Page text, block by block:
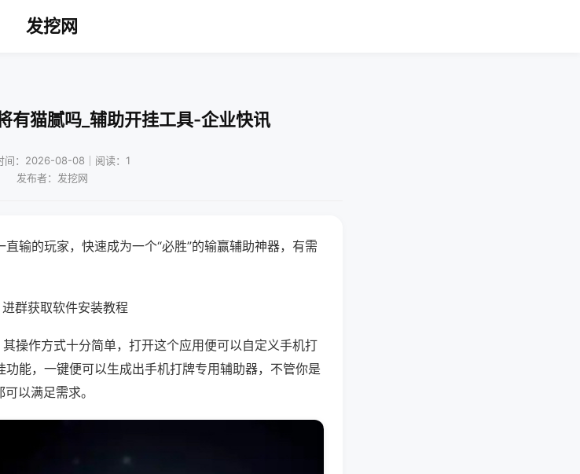
发挖网
有猫腻吗_辅助开挂工具-企业快讯
间：2026-08-08｜阅读：1
发布者：发挖网
输的玩家，快速成为一个“必胜”的输赢辅助神器，有需
群获取软件安装教程
操作方式十分简单，打开这个应用便可以自定义手机打
能，一键便可以生成出手机打牌专用辅助器，不管你是
以满足需求。